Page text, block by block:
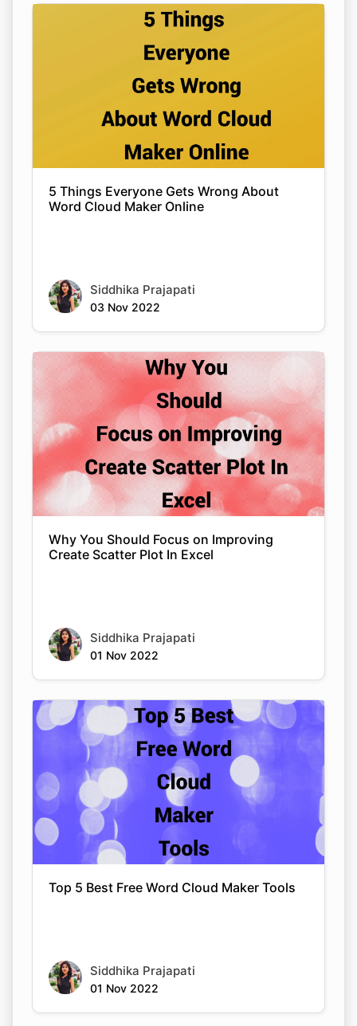
5 Things Everyone Gets Wrong About
Word Cloud Maker Online
Siddhika Prajapati
03 Nov 2022
Why You Should Focus on Improving
Create Scatter Plot In Excel
Siddhika Prajapati
01 Nov 2022
Top 5 Best Free Word Cloud Maker Tools
Siddhika Prajapati
01 Nov 2022